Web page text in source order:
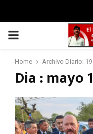
PRIMARY
MENU
Home Archivo Diario:
Dia : mayo